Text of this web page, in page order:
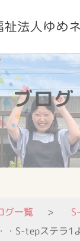
ブログ
グ一覧
・S-tepステラ1